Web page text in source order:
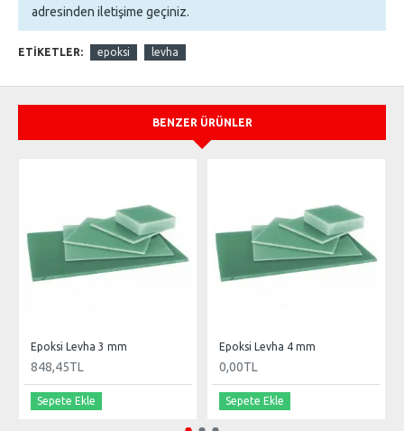
adresinden iletişime geçiniz.
ETIKETLER: epoksi levha
BENZER ÜRÜNLER
Epoksi Levha 3 mm
848,45TL
Sepete Ekle
Epoksi Levha 4 mm
0,00TL
Sepete Ekle